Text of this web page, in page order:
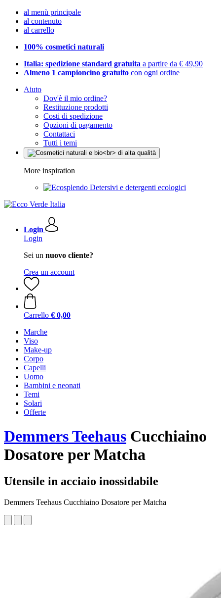
al menù principale
al contenuto
al carrello
100% cosmetici naturali
Italia: spedizione standard gratuita a partire da € 49,90
Almeno 1 campioncino gratuito con ogni ordine
Aiuto
Dov'è il mio ordine?
Restituzione prodotti
Costi di spedizione
Opzioni di pagamento
Contattaci
Tutti i temi
More inspiration
Detersivi e detergenti ecologici
Login
Login
Sei un nuovo cliente?
Crea un account
Carrello € 0,00
Marche
Viso
Make-up
Corpo
Capelli
Uomo
Bambini e neonati
Temi
Solari
Offerte
Demmers Teehaus Cucchiaino
Dosatore per Matcha
Utensile in acciaio inossidabile
Demmers Teehaus Cucchiaino Dosatore per Matcha